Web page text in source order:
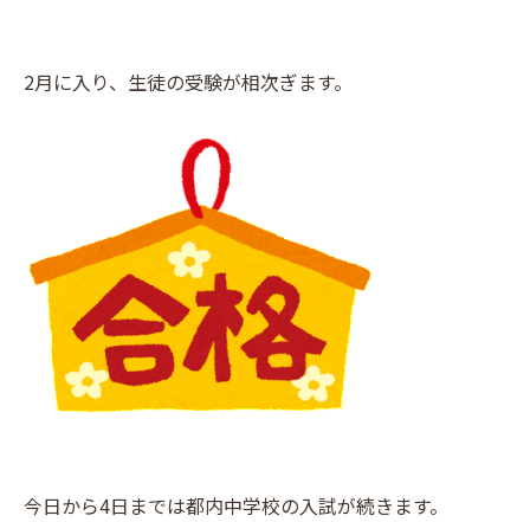
2月に入り、生徒の受験が相次ぎます。
今日から4日までは都内中学校の入試が続きます。